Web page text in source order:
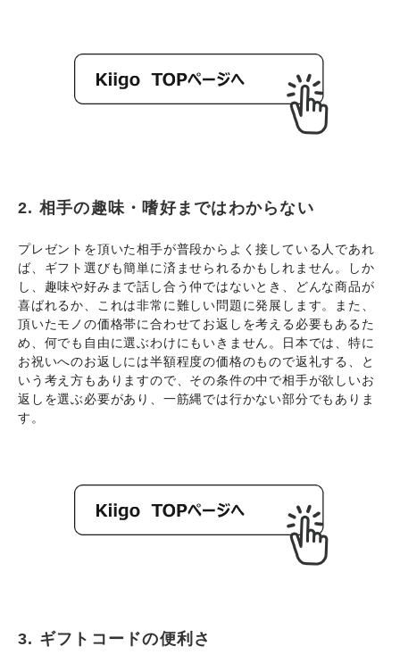
2. 相手の趣味・嗜好まではわからない
プレゼントを頂いた相手が普段からよく接している人であれ
ば、ギフト選びも簡単に済ませられるかもしれません。しか
し、趣味や好みまで話し合う仲ではないとき、どんな商品が
喜ばれるか、これは非常に難しい問題に発展します。また、
頂いたモノの価格帯に合わせてお返しを考える必要もあるた
め、何でも自由に選ぶわけにもいきません。日本では、特に
お祝いへのお返しには半額程度の価格のもので返礼する、と
いう考え方もありますので、その条件の中で相手が欲しいお
返しを選ぶ必要があり、一筋縄では行かない部分でもありま
す。
3. ギフトコードの便利さ